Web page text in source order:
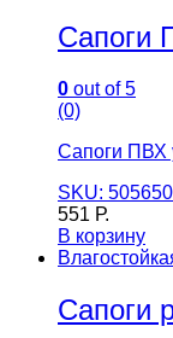
Сапоги
0 out of 5
(0)
Сапоги ПВХ
SKU:
551 Р.
В корзину
Сапоги